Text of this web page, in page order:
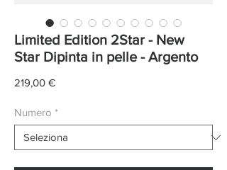
Limited Edition 2Star - New
Star Dipinta in pelle - Argento
219,00 €Prezzo
Numero *